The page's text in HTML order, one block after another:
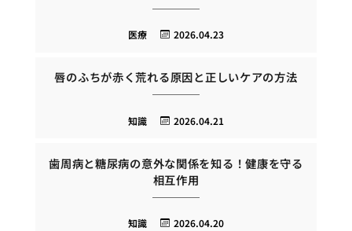
2026.04.23
医療
唇のふちが赤く荒れる原因と正しいケアの方法
2026.04.21
知識
歯周病と糖尿病の意外な関係を知る！健康を守る
相互作用
2026.04.20
知識